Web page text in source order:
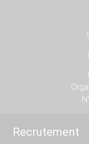
Recrutement